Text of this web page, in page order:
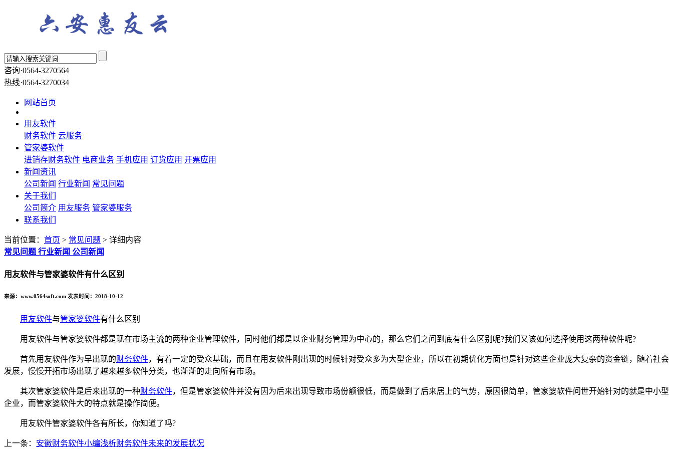
咨询·0564-3270564
热线·0564-3270034
网站首页
用友软件
财务软件 云服务
管家婆软件
进销存财务软件 电商业务 手机应用 订货应用 开票应用
新闻资讯
公司新闻 行业新闻 常见问题
关于我们
公司简介 用友服务 管家婆服务
联系我们
当前位置： 首页 > 常见问题 > 详细内容
常见问题 行业新闻 公司新闻
用友软件与管家婆软件有什么区别
来源：www.0564soft.com 发表时间：2018-10-12
用友软件与管家婆软件有什么区别
用友软件与管家婆软件都是现在市场主流的两种企业管理软件，同时他们都是以企业财务管理为中心的，那么它们之间到底有什么区别呢?我们又该如何选择使用这两种软件呢?
首先用友软件作为早出现的财务软件，有着一定的受众基础，而且在用友软件刚出现的时候针对受众多为大型企业，所以在初期优化方面也是针对这些企业庞大复杂的资金链，随着社会
发展，慢慢开拓市场出现了越来越多软件分类，也渐渐的走向所有市场。
其次管家婆软件是后来出现的一种财务软件，但是管家婆软件并没有因为后来出现导致市场份额很低，而是做到了后来居上的气势，原因很简单，管家婆软件问世开始针对的就是中小型
企业，而管家婆软件大的特点就是操作简便。
用友软件管家婆软件各有所长，你知道了吗?
上一条： 安徽财务软件小编浅析财务软件未来的发展状况